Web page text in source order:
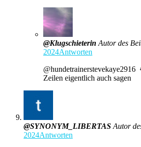
@Klugschieterin Autor des
2024Antworten
@hundetrainerstevekaye2916
Zeilen eigentlich auch sagen
@SYNONYM_LIBERTAS Autor
2024Antworten